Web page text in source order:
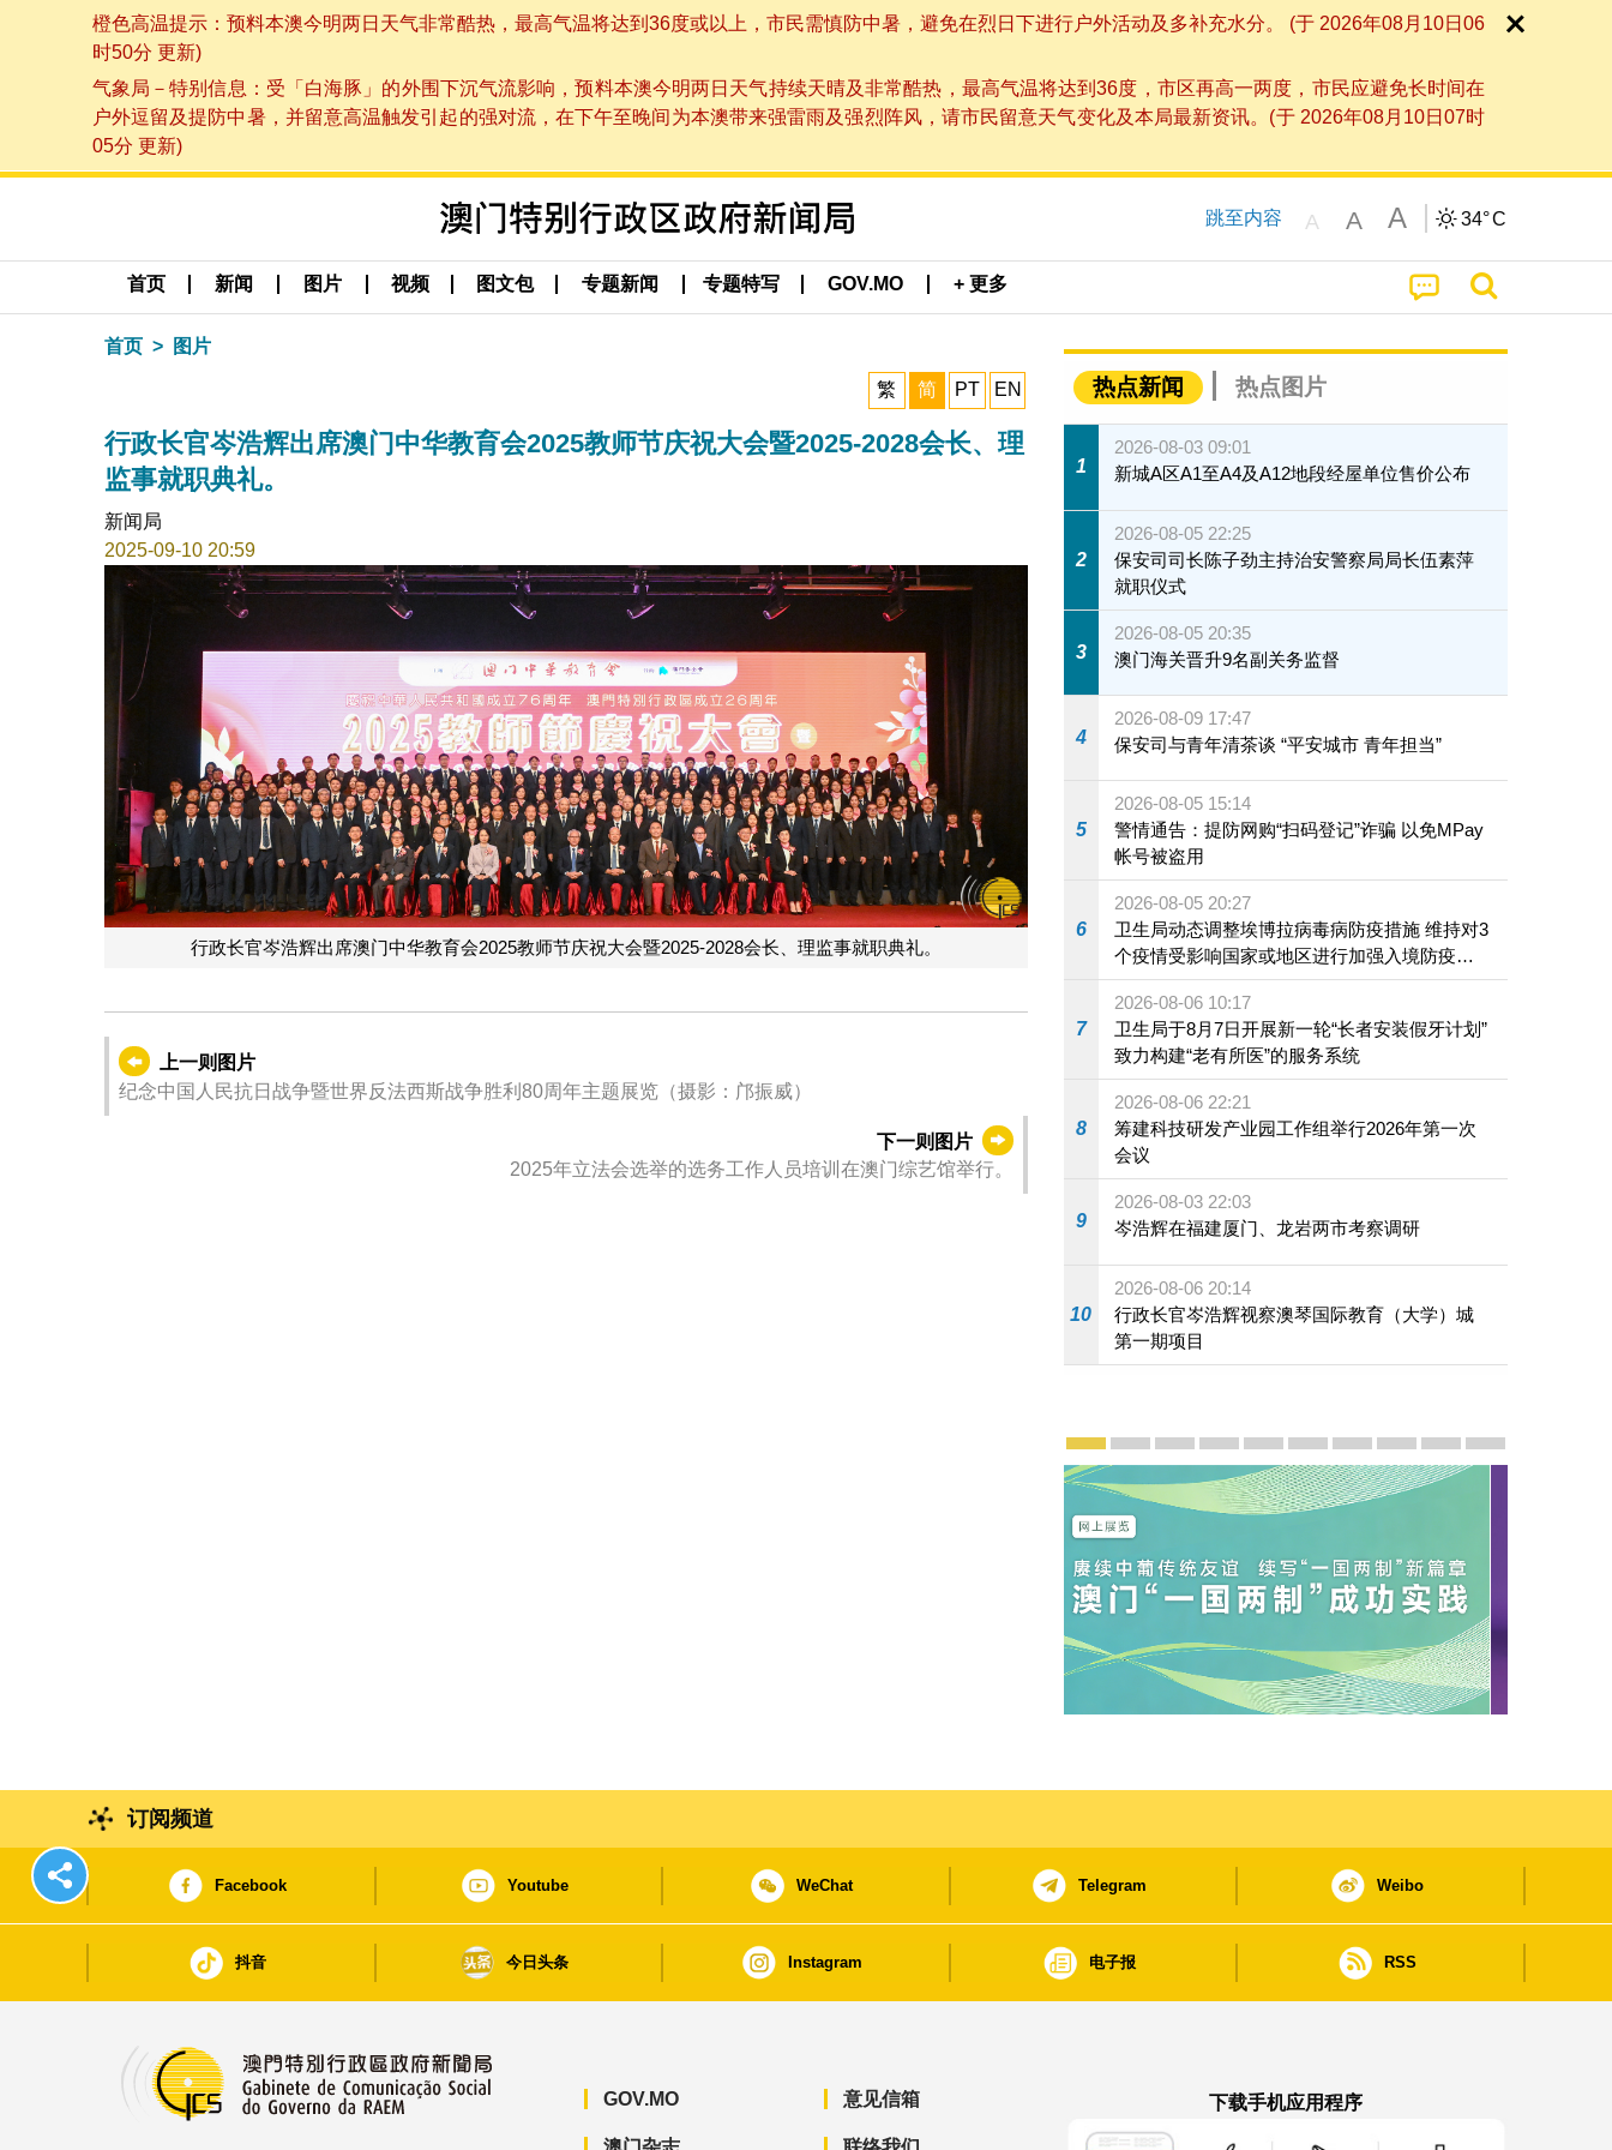
橙色高温提示：预料本澳今明两日天气非常酷热，最高气温将达到36度或以上，市民需慎防中暑，避免在烈日下进行户外活动及多补充水分。 (于 2026年08月10日06
时50分 更新)
气象局－特别信息：受「白海豚」的外围下沉气流影响，预料本澳今明两日天气持续天晴及非常酷热，最高气温将达到36度，市区再高一两度，市民应避免长时间在
户外逗留及提防中暑，并留意高温触发引起的强对流，在下午至晚间为本澳带来强雷雨及强烈阵风，请市民留意天气变化及本局最新资讯。(于 2026年08月10日07时
05分 更新)
跳至内容 A A A 34°C
首页 新闻 图片 视频 图文包 专题新闻 专题特写 GOV.MO + 更多
首页 图片
繁 简 PT EN
行政长官岑浩辉出席澳门中华教育会2025教师节庆祝大会暨2025-2028会长、理
监事就职典礼。
新闻局
2025-09-10 20:59
行政长官岑浩辉出席澳门中华教育会2025教师节庆祝大会暨2025-2028会长、理监事就职典礼。
上一则图片
纪念中国人民抗日战争暨世界反法西斯战争胜利80周年主题展览（摄影：邝振威）
下一则图片
2025年立法会选举的选务工作人员培训在澳门综艺馆举行。
热点新闻 热点图片
1
2026-08-03 09:01
新城A区A1至A4及A12地段经屋单位售价公布
2
2026-08-05 22:25
保安司司长陈子劲主持治安警察局局长伍素萍
就职仪式
3
2026-08-05 20:35
澳门海关晋升9名副关务监督
4
2026-08-09 17:47
保安司与青年清茶谈 “平安城市 青年担当”
5
2026-08-05 15:14
警情通告：提防网购“扫码登记”诈骗 以免MPay
帐号被盗用
6
2026-08-05 20:27
卫生局动态调整埃博拉病毒病防疫措施 维持对3
个疫情受影响国家或地区进行加强入境防疫措
施
7
2026-08-06 10:17
卫生局于8月7日开展新一轮“长者安装假牙计划”
致力构建“老有所医”的服务系统
8
2026-08-06 22:21
筹建科技研发产业园工作组举行2026年第一次
会议
9
2026-08-03 22:03
岑浩辉在福建厦门、龙岩两市考察调研
10
2026-08-06 20:14
行政长官岑浩辉视察澳琴国际教育（大学）城
第一期项目
宣传及推广
赓续中葡传统友谊 续写“一国两制”新篇章 — 澳门“一国
澳门名片集
行政长官岑浩辉11月18日发表2026年施政报
施政特写澳门特别行政区经济和社会发展第
横琴粤澳深度合作区专题网站
施政小讲堂
走进澳门澳门相簿2020
《澳门微视
订阅频道
Facebook Youtube WeChat Telegram Weibo
抖音 今日头条 Instagram 电子报 RSS
GOV.MO 意见信箱
下载手机应用程序